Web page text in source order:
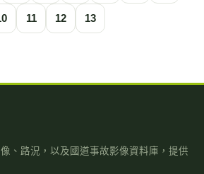
11 12 13
、路況，以及國道事故影像資料庫，提供